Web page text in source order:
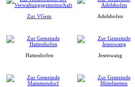
Zur VGem Adelshofen
Hattenhofen Jesenwang